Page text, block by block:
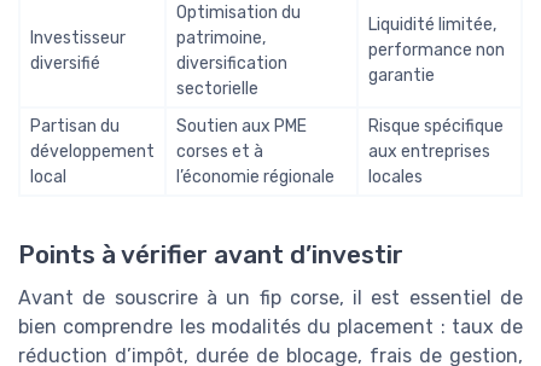
Investisseur
diversifié
Optimisation du
patrimoine,
diversification
sectorielle
Liquidité limitée,
performance non
garantie
Partisan du
développement
local
Soutien aux PME
corses et à
l’économie régionale
Risque spécifique
aux entreprises
locales
Points à vérifier avant d’investir
Avant de souscrire à un fip corse, il est essentiel de
bien comprendre les modalités du placement : taux de
réduction d’impôt, durée de blocage, frais de gestion,